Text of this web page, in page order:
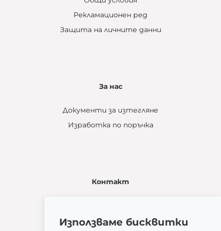
Рекламационен ред
Защита на личните данни
За нас
Документи за изтегляне
Изработка по поръчка
Контакт
(+420) 544 224 338
Използваме бисквитки